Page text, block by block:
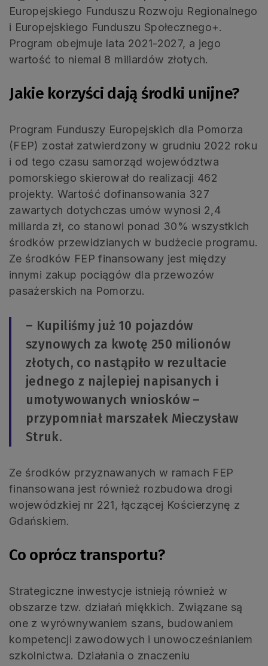
Europejskiego Funduszu Rozwoju Regionalnego
i Europejskiego Funduszu Społecznego+.
Program obejmuje lata 2021-2027, a jego
wartość to niemal 8 miliardów złotych.
Jakie korzyści dają środki unijne?
Program Funduszy Europejskich dla Pomorza
(FEP) został zatwierdzony w grudniu 2022 roku
i od tego czasu samorząd województwa
pomorskiego skierował do realizacji 462
projekty. Wartość dofinansowania 327
zawartych dotychczas umów wynosi 2,4
miliarda zł, co stanowi ponad 30% wszystkich
środków przewidzianych w budżecie programu.
Ze środków FEP finansowany jest między
innymi zakup pociągów dla przewozów
pasażerskich na Pomorzu.
– Kupiliśmy już 10 pojazdów
szynowych za kwotę 250 milionów
złotych, co nastąpiło w rezultacie
jednego z najlepiej napisanych i
umotywowanych wniosków –
przypomniał marszałek Mieczysław
Struk.
Ze środków przyznawanych w ramach FEP
finansowana jest również rozbudowa drogi
wojewódzkiej nr 221, łączącej Kościerzynę z
Gdańskiem.
Co oprócz transportu?
Strategiczne inwestycje istnieją również w
obszarze tzw. działań miękkich. Związane są
one z wyrównywaniem szans, budowaniem
kompetencji zawodowych i unowocześnianiem
szkolnictwa. Działania o znaczeniu